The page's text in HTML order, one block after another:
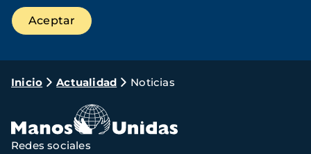
Ruta
navegación
Inicio Actualidad Noticias
Redes sociales